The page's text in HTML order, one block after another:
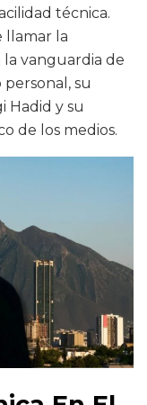
técnica.
llamar la
vanguardia de
su
Hadid y su
de los medios.